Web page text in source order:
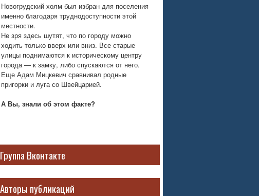
Новогрудский холм был избран для поселения
именно благодаря труднодоступности этой
местности.
Не зря здесь шутят, что по городу можно
ходить только вверх или вниз. Все старые
улицы поднимаются к историческому центру
города — к замку, либо спускаются от него.
Еще Адам Мицкевич сравнивал родные
пригорки и луга со Швейцарией.
А Вы, знали об этом факте?
Группа Вконтакте
Авторы публикаций